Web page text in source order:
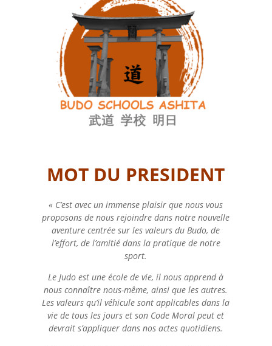
MOT DU PRESIDENT
« C’est avec un immense plaisir que nous vous
proposons de nous rejoindre dans notre nouvelle
aventure centrée sur les valeurs du Budo, de
l’effort, de l’amitié dans la pratique de notre
sport.
Le Judo est une école de vie, il nous apprend à
nous connaître nous-même, ainsi que les autres.
Les valeurs qu’il véhicule sont applicables dans la
vie de tous les jours et son Code Moral peut et
devrait s’appliquer dans nos actes quotidiens.